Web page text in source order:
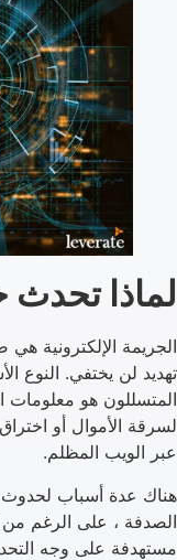
لماذا تحدث
الجريمة الإلكترونية هي
تهديد لن يختفي. النوع
المتسللون هو معلومات
لسرقة الأموال أو
عبر الويب المظلم.
هناك عدة أسباب
الصدفة ، على الرغم
مستهدفة على وجه